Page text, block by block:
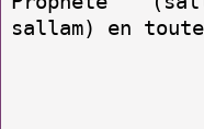
sallam) en